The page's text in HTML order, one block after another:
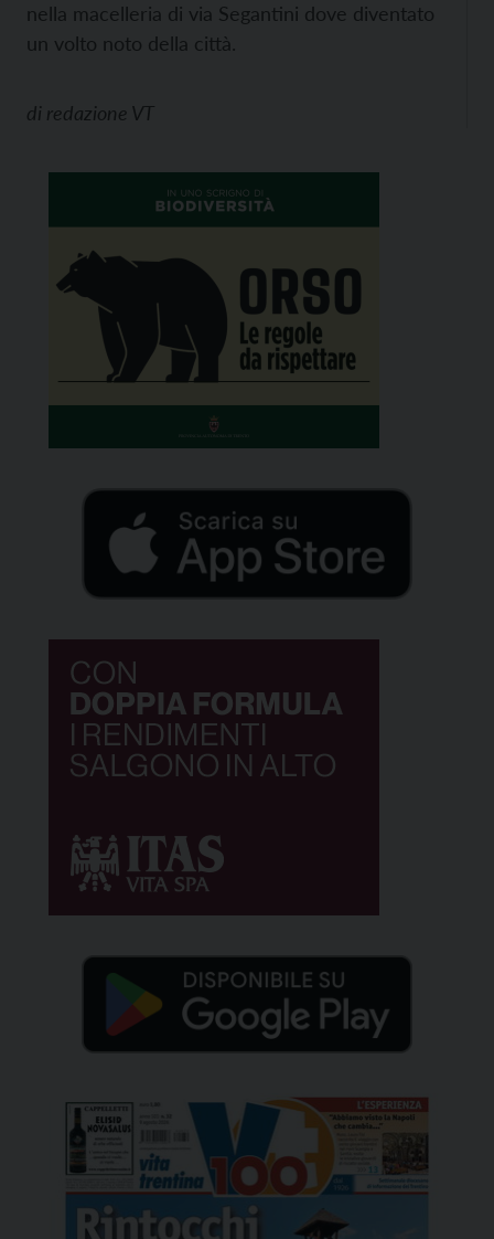
nella macelleria di via Segantini dove diventato
un volto noto della città.
di redazione VT